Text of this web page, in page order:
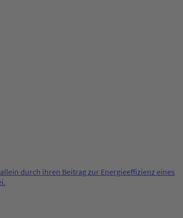
durch ihren Beitrag zur Energieeffizienz eines